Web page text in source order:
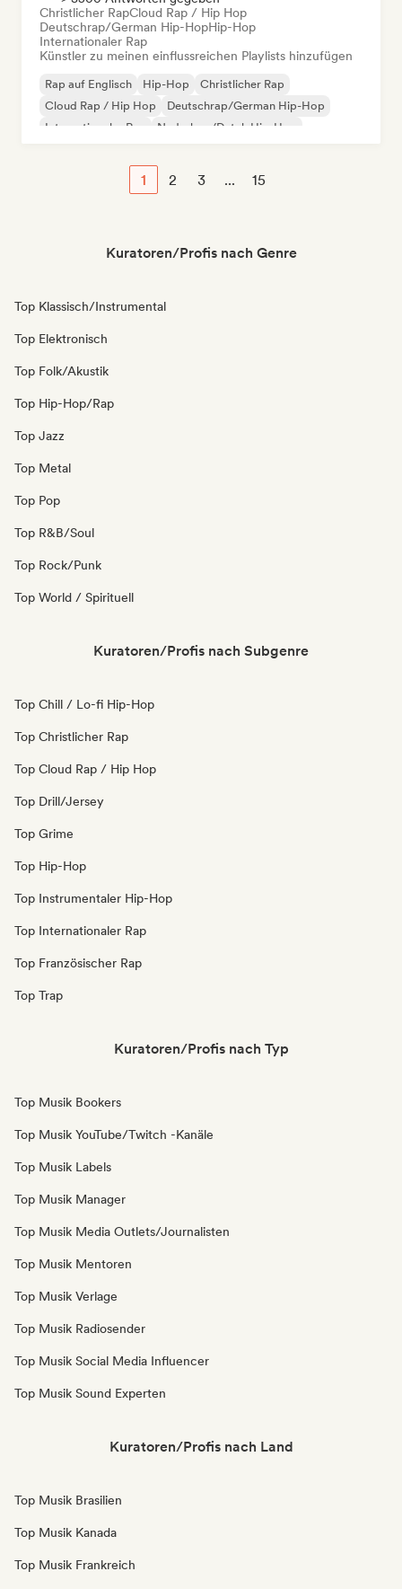
Christlicher RapCloud Rap / Hip Hop
Deutschrap/German Hip-HopHip-Hop
Internationaler Rap
Künstler zu meinen einflussreichen Playlists hinzufügen
Rap auf Englisch Hip-Hop
Christlicher Rap
Cloud Rap / Hip Hop
Deutschrap/German Hip-Hop
Internationaler Rap
Nederhop/Dutch Hip-Hop
1 2 3 ... 15
Kuratoren/Profis nach Genre
Top Klassisch/Instrumental
Top Elektronisch
Top Folk/Akustik
Top Hip-Hop/Rap
Top Jazz
Top Metal
Top Pop
Top R&B/Soul
Top Rock/Punk
Top World / Spirituell
Kuratoren/Profis nach Subgenre
Top Chill / Lo-fi Hip-Hop
Top Christlicher Rap
Top Cloud Rap / Hip Hop
Top Drill/Jersey
Top Grime
Top Hip-Hop
Top Instrumentaler Hip-Hop
Top Internationaler Rap
Top Französischer Rap
Top Trap
Kuratoren/Profis nach Typ
Top Musik Bookers
Top Musik YouTube/Twitch -Kanäle
Top Musik Labels
Top Musik Manager
Top Musik Media Outlets/Journalisten
Top Musik Mentoren
Top Musik Verlage
Top Musik Radiosender
Top Musik Social Media Influencer
Top Musik Sound Experten
Kuratoren/Profis nach Land
Top Musik Brasilien
Top Musik Kanada
Top Musik Frankreich